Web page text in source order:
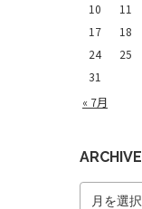
« 7月
10
11
17
18
24
25
31
ARCHIVE